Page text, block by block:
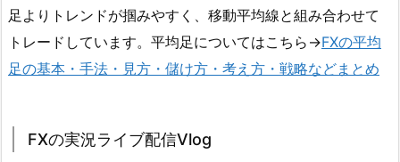
足よりトレンドが掴みやすく、移動平均線と組み合わせて
トレードしています。平均足についてはこちら→FXの平均
足の基本・手法・見方・儲け方・考え方・戦略などまとめ
FXの実況ライブ配信Vlog